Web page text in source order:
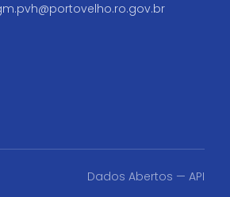
Dados Abertos — API